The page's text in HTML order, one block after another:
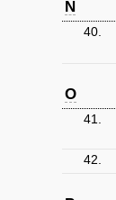
N
40.
O
41.
42.